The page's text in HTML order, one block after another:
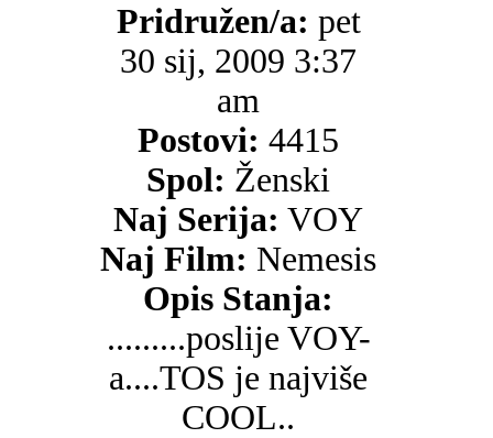
Pridružen/a: pet
30 sij, 2009 3:37
am
Postovi: 4415
Spol: Ženski
Naj Serija: VOY
Naj Film: Nemesis
Opis Stanja:
.........poslije VOY-
a....TOS je najviše
COOL..